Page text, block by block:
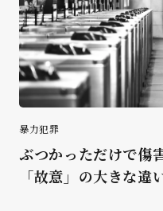
暴力犯罪
ぶつかっただけで傷
「故意」の大きな違